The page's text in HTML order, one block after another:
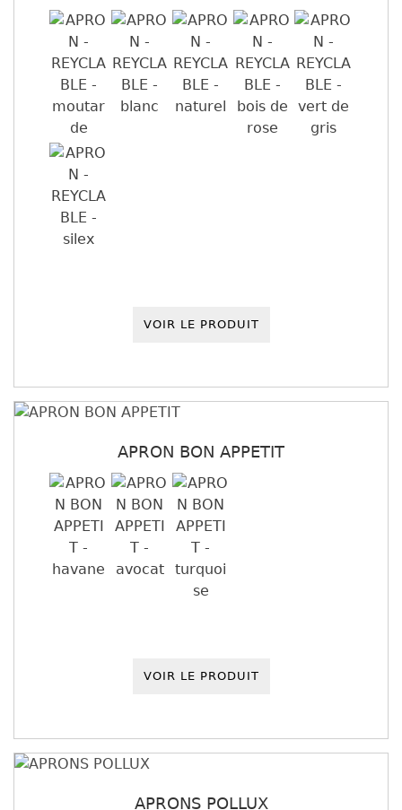
VOIR LE PRODUIT
APRON BON APPETIT
VOIR LE PRODUIT
APRONS POLLUX